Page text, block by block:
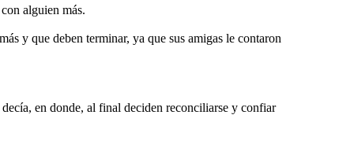
alguien más.
y que deben terminar, ya que sus amigas le contaron
en donde, al final deciden reconciliarse y confiar